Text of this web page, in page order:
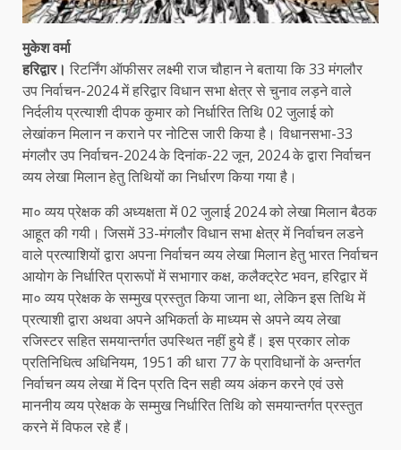
मुकेश वर्मा
हरिद्वार। रिटर्निंग ऑफीसर लक्ष्मी राज चौहान ने बताया कि 33 मंगलौर
उप निर्वाचन-2024 में हरिद्वार विधान सभा क्षेत्र से चुनाव लड़ने वाले
निर्दलीय प्रत्याशी दीपक कुमार को निर्धारित तिथि 02 जुलाई को
लेखांकन मिलान न कराने पर नोटिस जारी किया है। विधानसभा-33
मंगलौर उप निर्वाचन-2024 के दिनांक-22 जून, 2024 के द्वारा निर्वाचन
व्यय लेखा मिलान हेतु तिथियों का निर्धारण किया गया है।
मा० व्यय प्रेक्षक की अध्यक्षता में 02 जुलाई 2024 को लेखा मिलान बैठक
आहूत की गयी। जिसमें 33-मंगलौर विधान सभा क्षेत्र में निर्वाचन लडने
वाले प्रत्याशियों द्वारा अपना निर्वाचन व्यय लेखा मिलान हेतु भारत निर्वाचन
आयोग के निर्धारित प्रारूपों में सभागार कक्ष, कलैक्ट्रेट भवन, हरिद्वार में
मा० व्यय प्रेक्षक के सम्मुख प्रस्तुत किया जाना था, लेकिन इस तिथि में
प्रत्याशी द्वारा अथवा अपने अभिकर्ता के माध्यम से अपने व्यय लेखा
रजिस्टर सहित समयान्तर्गत उपस्थित नहीं हुये हैं। इस प्रकार लोक
प्रतिनिधित्व अधिनियम, 1951 की धारा 77 के प्राविधानों के अन्तर्गत
निर्वाचन व्यय लेखा में दिन प्रति दिन सही व्यय अंकन करने एवं उसे
माननीय व्यय प्रेक्षक के सम्मुख निर्धारित तिथि को समयान्तर्गत प्रस्तुत
करने में विफल रहे हैं।